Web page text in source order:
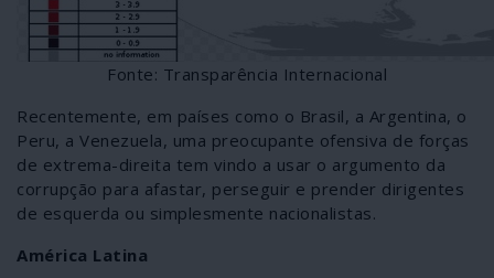
Fonte: Transparência Internacional
Recentemente, em países como o Brasil, a Argentina, o
Peru, a Venezuela, uma preocupante ofensiva de forças
de extrema-direita tem vindo a usar o argumento da
corrupção para afastar, perseguir e prender dirigentes
de esquerda ou simplesmente nacionalistas.
América Latina